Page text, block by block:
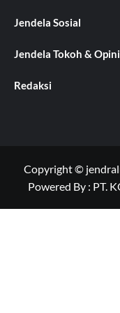
Jendela Sosial
Jendela Tokoh & Opini
Redaksi
Copyright ©
Powered By : PT.